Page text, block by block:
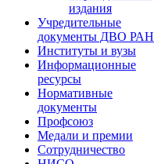
издания
Учредительные
документы ДВО РАН
Институты и вузы
Информационные
ресурсы
Нормативные
документы
Профсоюз
Медали и премии
Сотрудничество